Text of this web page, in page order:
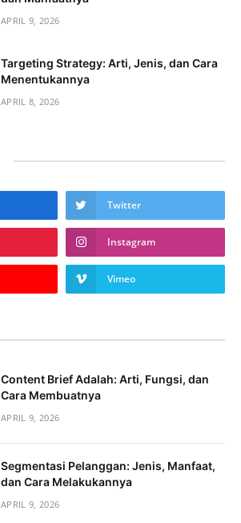
APRIL 9, 2026
Targeting Strategy: Arti, Jenis, dan Cara
Menentukannya
APRIL 8, 2026
Twitter
Instagram
Vimeo
Content Brief Adalah: Arti, Fungsi, dan
Cara Membuatnya
APRIL 9, 2026
Segmentasi Pelanggan: Jenis, Manfaat,
dan Cara Melakukannya
APRIL 9, 2026